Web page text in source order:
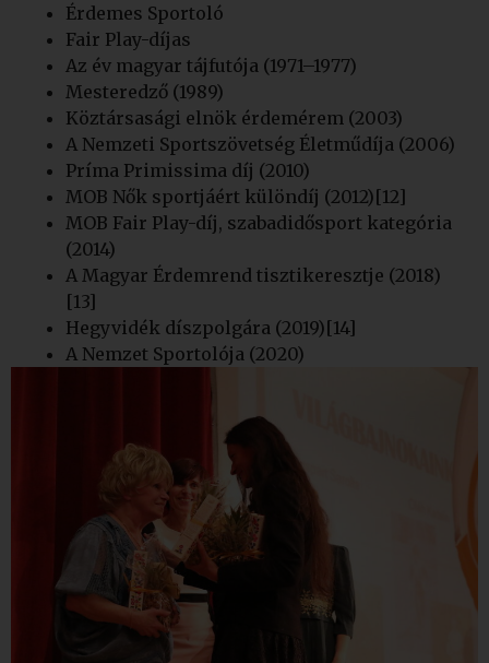
Érdemes Sportoló
Fair Play-díjas
Az év magyar tájfutója (1971–1977)
Mesteredző (1989)
Köztársasági elnök érdemérem (2003)
A Nemzeti Sportszövetség Életműdíja (2006)
Príma Primissima díj (2010)
MOB Nők sportjáért különdíj (2012)[12]
MOB Fair Play-díj, szabadidősport kategória
(2014)
A Magyar Érdemrend tisztikeresztje (2018)
[13]
Hegyvidék díszpolgára (2019)[14]
A Nemzet Sportolója (2020)